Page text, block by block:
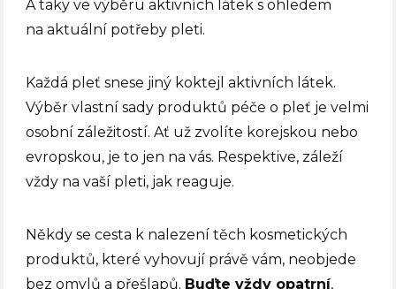
A taky ve výběru aktivních látek s ohledem
na aktuální potřeby pleti.
Každá pleť snese jiný koktejl aktivních látek.
Výběr vlastní sady produktů péče o pleť je velmi
osobní záležitostí. Ať už zvolíte korejskou nebo
evropskou, je to jen na vás. Respektive, záleží
vždy na vaší pleti, jak reaguje.
Někdy se cesta k nalezení těch kosmetických
produktů, které vyhovují právě vám, neobjede
bez omylů a přešlapů. Buďte vždy opatrní,